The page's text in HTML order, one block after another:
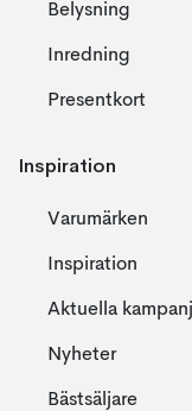
Belysning
Inredning
Presentkort
Inspiration
Varumärken
Inspiration
Aktuella
Nyheter
Bästsäljare